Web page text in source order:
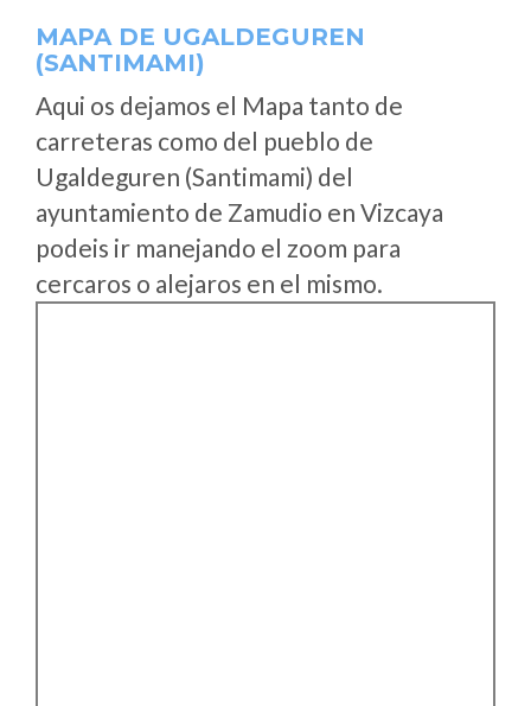
MAPA DE UGALDEGUREN
(SANTIMAMI)
Aqui os dejamos el Mapa tanto de
carreteras como del pueblo de
Ugaldeguren (Santimami) del
ayuntamiento de Zamudio en Vizcaya
podeis ir manejando el zoom para
cercaros o alejaros en el mismo.